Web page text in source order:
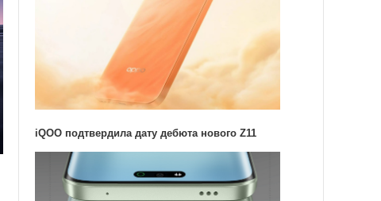
iQOO подтвердила дату дебюта нового Z11